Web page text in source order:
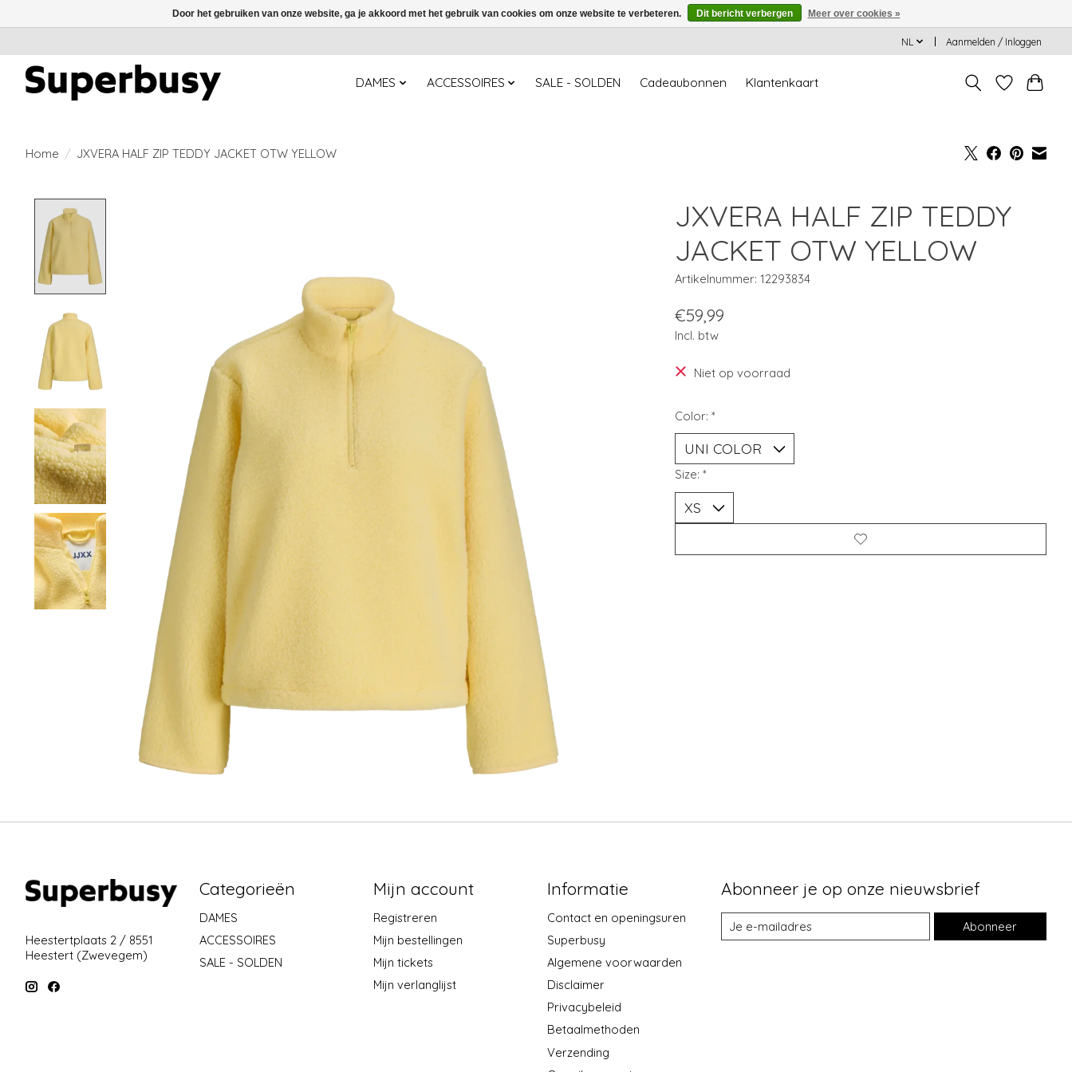
NL Aanmelden / Inloggen
DAMES ACCESSOIRES SALE - SOLDEN Cadeaubonnen Klantenkaart
Home / JXVERA HALF ZIP TEDDY JACKET OTW YELLOW
JXVERA HALF ZIP TEDDY
JACKET OTW YELLOW
Artikelnummer: 12293834
€59,99
Incl. btw
Niet op voorraad
Color: *
Size: *
Heestertplaats 2 / 8551
Heestert (Zwevegem)
Categorieën
DAMES
ACCESSOIRES
SALE - SOLDEN
Mijn account
Registreren
Mijn bestellingen
Mijn tickets
Mijn verlanglijst
Informatie
Contact en openingsuren
Superbusy
Algemene voorwaarden
Disclaimer
Privacybeleid
Betaalmethoden
Verzending
Abonneer je op onze nieuwsbrief
Abonneer
Door het gebruiken van onze website, ga je akkoord met het gebruik van cookies om onze website te verbeteren. Dit bericht verbergen Meer over cookies »